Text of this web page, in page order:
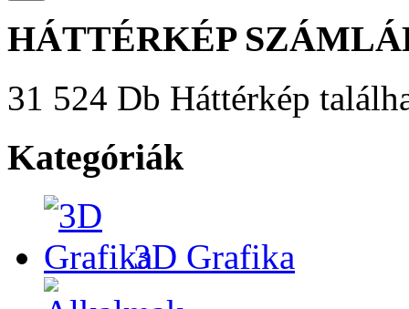
HÁTTÉRKÉP
31 524 Db Háttérkép
Kategóriák
3D Grafika